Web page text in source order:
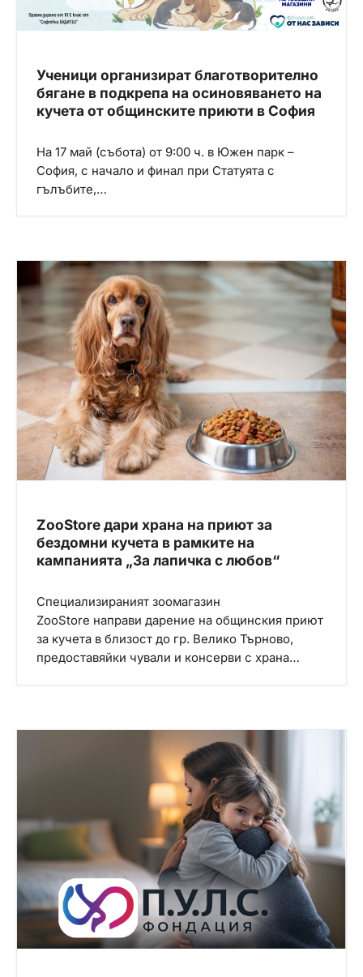
Ученици организират благотворително
бягане в подкрепа на осиновяването на
кучета от общинските приюти в София
На 17 май (събота) от 9:00 ч. в Южен парк –
София, с начало и финал при Статуята с
гълъбите,…
ZooStore дари храна на приют за
бездомни кучета в рамките на
кампанията „За лапичка с любов“
Специализираният зоомагазин
ZooStore направи дарение на общинския приют
за кучета в близост до гр. Велико Търново,
предоставяйки чували и консерви с храна…